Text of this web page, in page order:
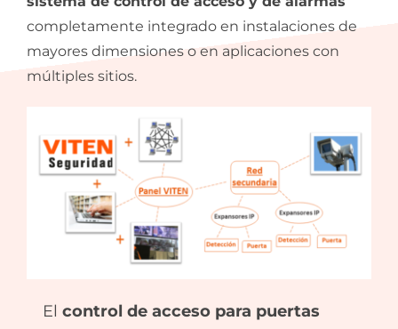
completamente integrado en instalaciones de
mayores dimensiones o en aplicaciones con
múltiples sitios.
El control de acceso para puertas